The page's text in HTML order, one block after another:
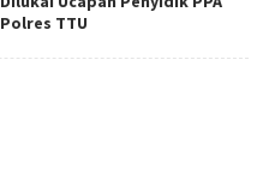
Polres TTU